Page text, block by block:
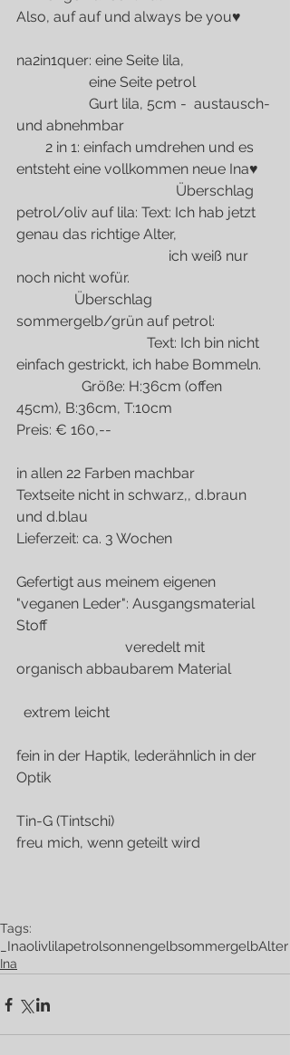
Also, auf auf und always be you♥
na2in1quer: eine Seite lila,
                    eine Seite petrol
und abnehmbar
entsteht eine vollkommen neue Ina♥
                                            Überschlag
petrol/oliv auf lila: Text: Ich hab jetzt
genau das richtige Alter,
noch nicht wofür.
sommergelb/grün auf petrol:
einfach gestrickt, ich habe Bommeln.
45cm), B:36cm, T:10cm
Preis: € 160,--
in allen 22 Farben machbar
Textseite nicht in schwarz,, d.braun
und d.blau
Lieferzeit: ca. 3 Wochen
Gefertigt aus meinem eigenen
"veganen Leder": Ausgangsmaterial
Stoff
                              veredelt mit
organisch abbaubarem Material
  extrem leicht
fein in der Haptik, lederähnlich in der
Optik
Tin-G (Tintschi)
freu mich, wenn geteilt wird
Tags:
_InaolivlilapetrolsonnengelbsommergelbAlter
Ina